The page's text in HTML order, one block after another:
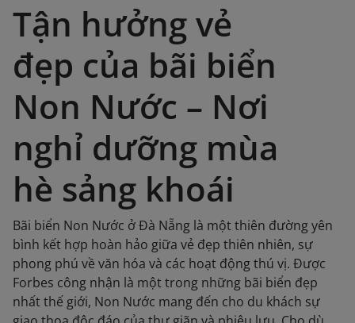
Tận hưởng vẻ
đẹp của bãi biển
Non Nước – Nơi
nghỉ dưỡng mùa
hè sảng khoái
Bãi biển Non Nước ở Đà Nẵng là một thiên đường yên
bình kết hợp hoàn hảo giữa vẻ đẹp thiên nhiên, sự
phong phú về văn hóa và các hoạt động thú vị. Được
Forbes công nhận là một trong những bãi biển đẹp
nhất thế giới, Non Nước mang đến cho du khách sự